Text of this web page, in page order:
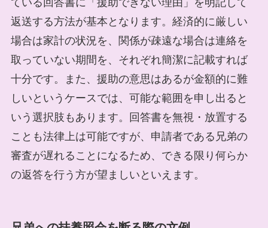
返送する方法が基本となります。経済的に厳しい
場合は家計の状況を、関係が疎遠な場合は連絡を
取っていない期間を、それぞれ簡潔に記載すれば
十分です。また、援助の意思はあるが金額的に難
しいというケースでは、可能な範囲を申し出ると
いう選択肢もあります。回答書を無視・放置する
ことも法律上は可能ですが、申請者である兄弟の
審査が遅れることになるため、できる限り何らか
の返答を行う方が望ましいといえます。